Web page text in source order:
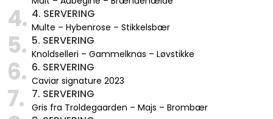
4. 4. SERVERING
Multe – Hybenrose – Stikkelsbær
5. 5. SERVERING
Knoldselleri – Gammelknas – Løvstikke
6. 6. SERVERING
Caviar signature 2023
7. 7. SERVERING
Gris fra Troldegaarden – Majs – Brombær